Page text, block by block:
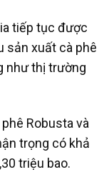
tiếp tục được
sản xuất cà phê
như thị trường
Robusta và
trọng có khả
triệu bao.